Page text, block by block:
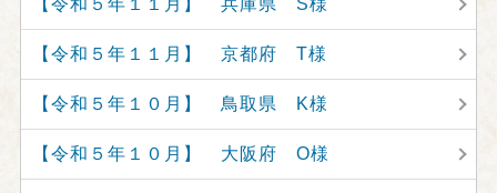
【令和５年１１月】 兵庫県 S様
【令和５年１１月】 京都府 T様
【令和５年１０月】 鳥取県 K様
【令和５年１０月】 大阪府 O様